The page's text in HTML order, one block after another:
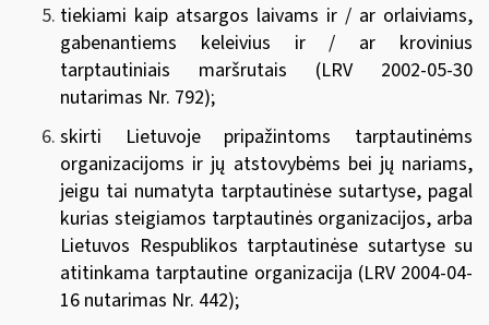
tiekiami kaip atsargos laivams ir / ar orlaiviams,
gabenantiems keleivius ir / ar krovinius
tarptautiniais maršrutais (LRV 2002-05-30
nutarimas Nr. 792);
skirti Lietuvoje pripažintoms tarptautinėms
organizacijoms ir jų atstovybėms bei jų nariams,
jeigu tai numatyta tarptautinėse sutartyse, pagal
kurias steigiamos tarptautinės organizacijos, arba
Lietuvos Respublikos tarptautinėse sutartyse su
atitinkama tarptautine organizacija (LRV 2004-04-
16 nutarimas Nr. 442);